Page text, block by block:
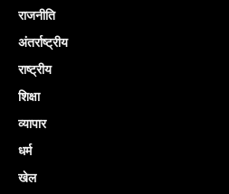
राजनीति
अंतर्राष्ट्रीय
राष्ट्रीय
शिक्षा
व्यापार
धर्म
खेल